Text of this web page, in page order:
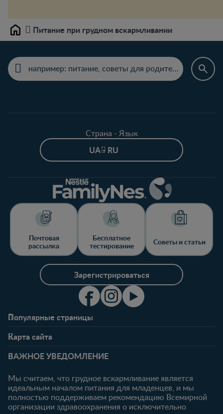
Home Питание при грудном вскармливании
Страна - Язык
UA - RU
Почтовая
рассылка
Бесплатное
тестирование
Советы и статьи
Зарегистрироваться
Популярные страницы
Часто задаваемые
Личный кабинет
Зарегистрироваться
Купить
Наши бренды
Карта сайта
Статьи
Статьи
6-12 месяцев
Статьи
12-18 месяцев
Статьи
ВАЖНОЕ УВЕДОМЛЕНИЕ
Мы считаем, что грудное вскармливание является
идеальным началом питания для младенцев, и мы
полностью поддерживаем рекомендацию Всемирной
организации здравоохранения о исключительно